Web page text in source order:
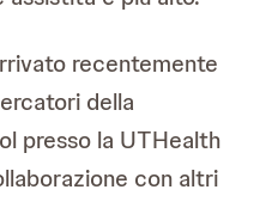
recentemente
della
presso la UTHealth
con altri